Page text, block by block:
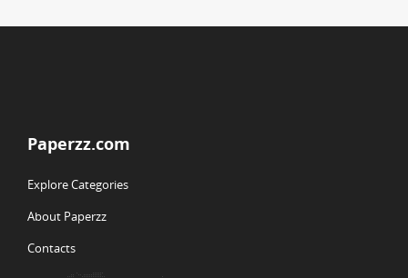
Paperzz.com
Explore Categories
About Paperzz
Contacts